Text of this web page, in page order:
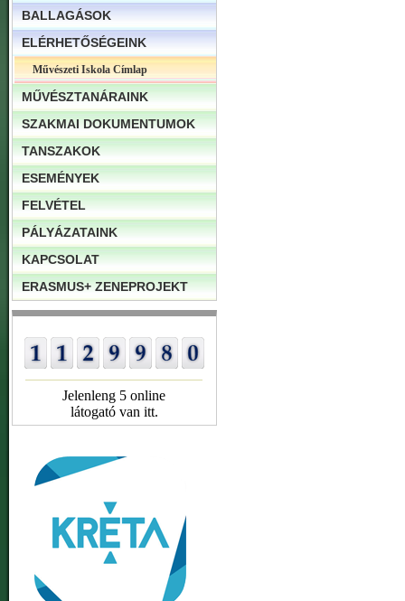
BALLAGÁSOK
ELÉRHETŐSÉGEINK
Művészeti Iskola Címlap
MŰVÉSZTANÁRAINK
SZAKMAI DOKUMENTUMOK
TANSZAKOK
ESEMÉNYEK
FELVÉTEL
PÁLYÁZATAINK
KAPCSOLAT
ERASMUS+ ZENEPROJEKT
Jelenleng 5 online
látogató van itt.